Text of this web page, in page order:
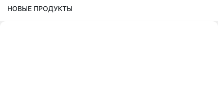
НОВЫЕ ПРОДУКТЫ